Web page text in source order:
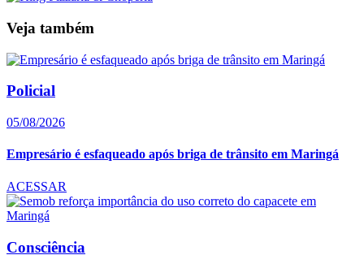
Veja também
Policial
05/08/2026
Empresário é esfaqueado após briga de trânsito em Maringá
ACESSAR
Consciência